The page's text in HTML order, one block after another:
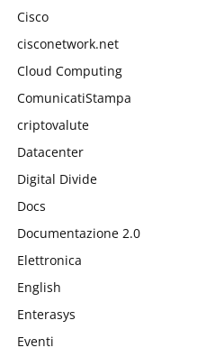
Cisco
cisconetwork.net
Cloud Computing
ComunicatiStampa
criptovalute
Datacenter
Digital Divide
Docs
Documentazione 2.0
Elettronica
English
Enterasys
Eventi